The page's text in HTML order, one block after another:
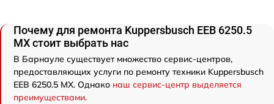
Почему для ремонта Kuppersbusch EEB 6250.5
MX стоит выбрать нас
В Барнауле существует множество сервис-центров,
предоставляющих услуги по ремонту техники Kuppersbusch
EEB 6250.5 MX. Однако наш сервис-центр выделяется
преимуществами.